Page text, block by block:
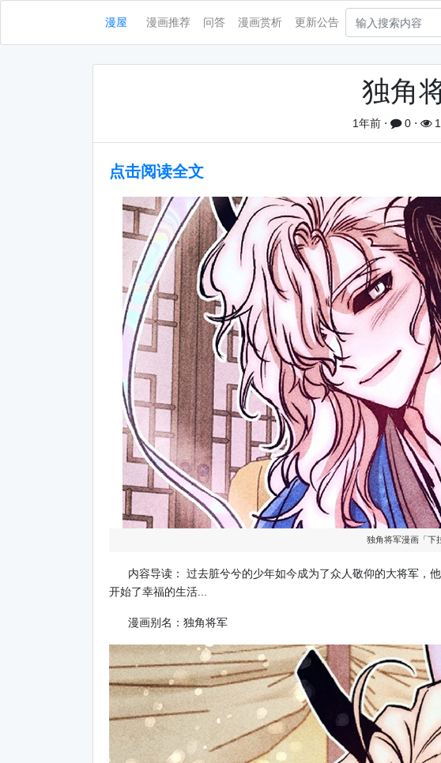
漫屋 漫画推荐 问答 漫画赏析 更新公告
独角
1年前⋅ 0⋅
点击阅读全文
独角将军漫画「下
内容导读： 过去脏兮兮的少年如今成为了众人敬仰的大将军，
开始了幸福的生活...
漫画别名：独角将军